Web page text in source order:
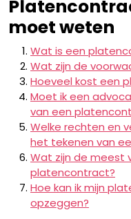
moet weten
Wat is een
Wat zijn de
Hoeveel kost een
Moet ik een
van een
Welke rechten en
het tekenen van
Wat zijn de meest
platencontract?
Hoe kan ik mijn
opzeggen?